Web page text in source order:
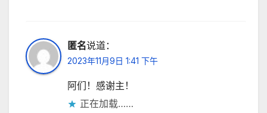
匿名说道：
2023年11月9日 1:41 下午
阿们！感谢主！
正在加载……